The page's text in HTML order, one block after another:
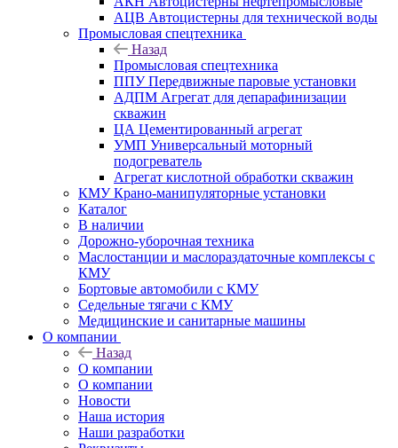
АЦВ Автоцистерны для технической воды
Промысловая спецтехника
Назад
Промысловая спецтехника
ППУ Передвижные паровые установки
АДПМ Агрегат для депарафинизации
скважин
ЦА Цементированный агрегат
УМП Универсальный моторный
подогреватель
Агрегат кислотной обработки скважин
КМУ Крано-манипуляторные установки
Каталог
В наличии
Дорожно-уборочная техника
Маслостанции и маслораздаточные комплексы с
КМУ
Бортовые автомобили с КМУ
Седельные тягачи с КМУ
Медицинские и санитарные машины
О компании
Назад
О компании
О компании
Новости
Наша история
Наши разработки